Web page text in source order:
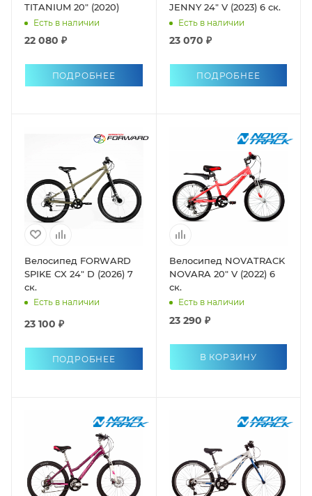
TITANIUM 20" (2020)
Есть в наличии
22 080 ₽
ПОДРОБНЕЕ
JENNY 24" V (2023) 6 ск.
Есть в наличии
23 070 ₽
ПОДРОБНЕЕ
Велосипед FORWARD
SPIKE CX 24" D (2026) 7
ск.
Есть в наличии
23 100 ₽
ПОДРОБНЕЕ
Велосипед NOVATRACK
NOVARA 20" V (2022) 6
ск.
Есть в наличии
23 290 ₽
В КОРЗИНУ